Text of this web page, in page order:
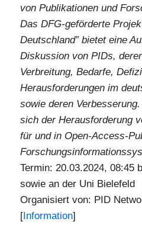
von Publikationen und
Das DFG-geförderte
Deutschland” bietet eine
Diskussion von PIDs,
Verbreitung, Bedarfe,
Herausforderungen im
sowie deren
sich der Herausforderung
für und in Open-Access-
Termin: 20.03.2024, 08:45
sowie an der Uni Bielefeld
Organisiert von: PID
[ Information]